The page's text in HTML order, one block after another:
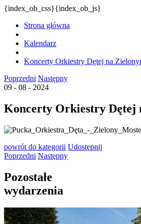
{index_ob_css}{index_ob_js}
Strona główna
Kalendarz
Koncerty Orkiestry Dętej na
Poprzedni Następny
09 - 08 - 2024
Koncerty Orkiestry Dętej
powrót do kategorii Udostępnij
Poprzedni Następny
Pozostałe
wydarzenia